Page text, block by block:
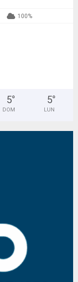
100%
5°
DOM
5°
LUN